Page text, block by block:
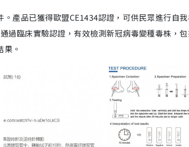
產品已獲得歐盟CE1434認證，可供民眾進行自
過臨床實驗認證，有效檢測新冠病毒變種毒株，
。